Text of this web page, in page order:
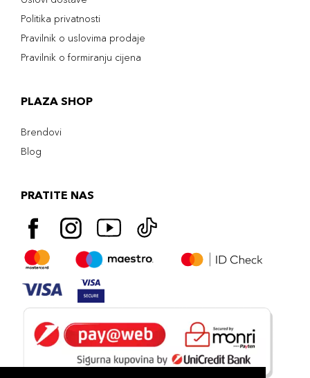
Politika privatnosti
Pravilnik o uslovima prodaje
Pravilnik o formiranju cijena
PLAZA SHOP
Brendovi
Blog
PRATITE NAS